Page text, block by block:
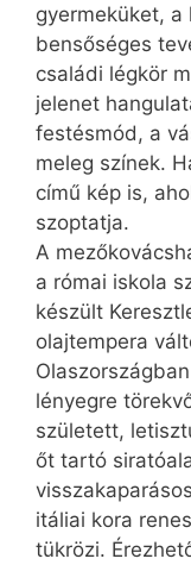
gyermeküket, a
bensőséges
családi légkör
jelenet
festésmód, a
meleg színek.
című kép is,
szoptatja.
A
a római iskola
készült
olajtempera
lényegre
született,
őt tartó
itáliai kora
tükrözi.